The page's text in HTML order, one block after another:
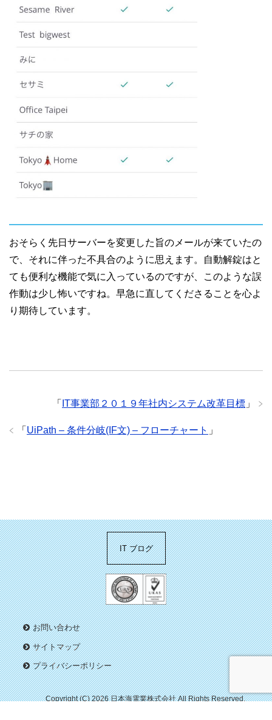
おそらく先日サーバーを変更した旨のメールが来ていたの
で、それに伴った不具合のように思えます。自動解錠はと
ても便利な機能で気に入っているのですが、このような誤
作動は少し怖いですね。早急に直してくださることを心よ
り期待しています。
「 IT事業部２０１９年社内システム改革目標 」
「 UiPath – 条件分岐(IF文) – フローチャート 」
IT ブログ
お問い合わせ
サイトマップ
プライバシーポリシー
Copyright (C) 2026 日本海電業株式会社All Rights Reserved.